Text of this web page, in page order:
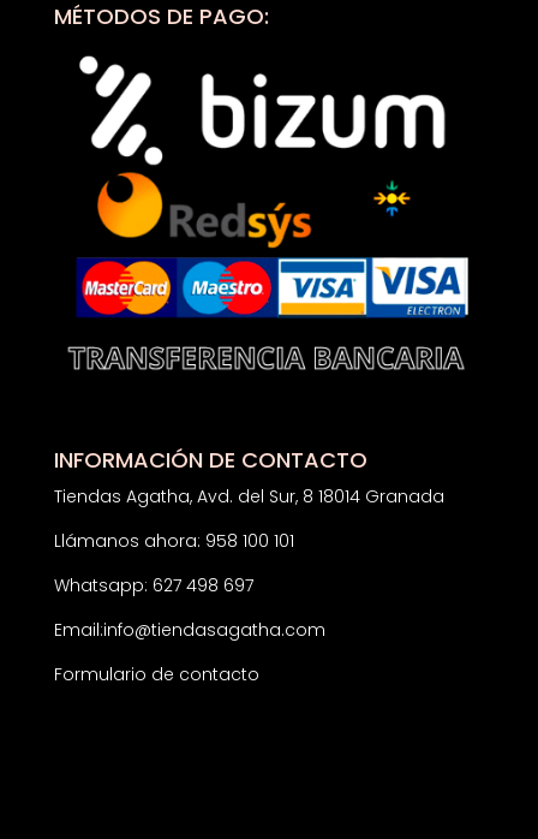
MÉTODOS DE PAGO:
INFORMACIÓN DE CONTACTO
Tiendas Agatha, Avd. del Sur, 8 18014 Granada
Llámanos ahora: 958 100 101
Whatsapp: 627 498 697
Email:info@tiendasagatha.com
Formulario de contacto